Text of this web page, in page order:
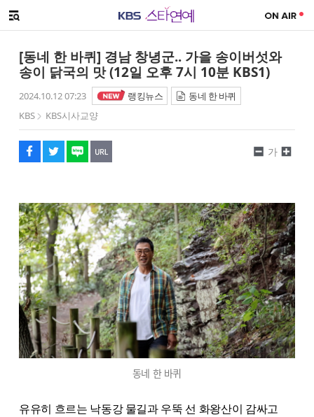
메뉴 열기
[동네 한 바퀴] 경남 창녕군.. 가을 송이버섯와
송이 닭국의 맛 (12일 오후 7시 10분 KBS1)
2024.10.12 07:23 랭킹뉴스
동네 한 바퀴
KBS
KBS시사교양
페이스북
트위터
네이버
URL복사
글씨 작게보기
가
글씨 크게보기
동네 한 바퀴
유유히 흐르는 낙동강 물길과 우뚝 선 화왕산이 감싸고